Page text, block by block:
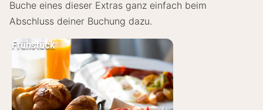
Fernseher mit Satellitenprogrammen, einem privaten
Badezimmer mit Badewanne und/oder Dusche,
Haartrockner und kostenlosen Toilettenartikeln
ausgestattet. Zusätzlich können Sie das kostenlose
WLAN und einen kostenlosen Privatparkplatz nutzen.
Jeden Morgen gibt es ein Frühstücksbuffet mit typisch
Buche eines dieser Extras ganz einfach beim
Abschluss deiner Buchung dazu.
Frühstück